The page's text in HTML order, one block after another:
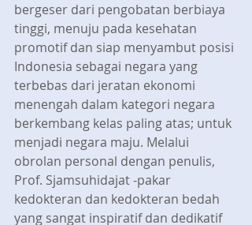
bergeser dari pengobatan berbiaya
tinggi, menuju pada kesehatan
promotif dan siap menyambut posisi
Indonesia sebagai negara yang
terbebas dari jeratan ekonomi
menengah dalam kategori negara
berkembang kelas paling atas; untuk
menjadi negara maju. Melalui
obrolan personal dengan penulis,
Prof. Sjamsuhidajat -pakar
kedokteran dan kedokteran bedah
yang sangat inspiratif dan dedikatif